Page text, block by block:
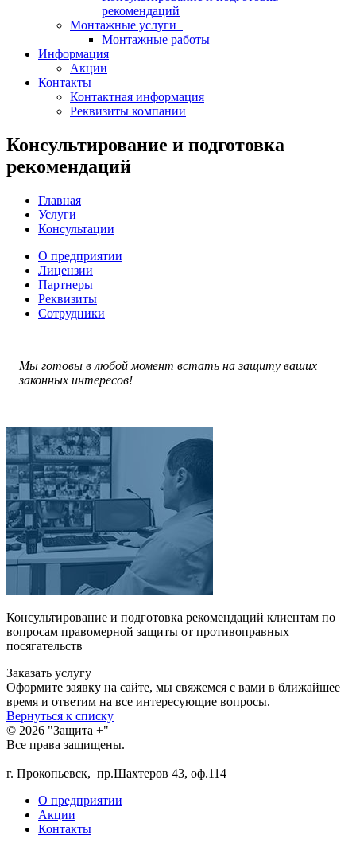
рекомендаций
Монтажные услуги
Монтажные работы
Информация
Акции
Контакты
Контактная информация
Реквизиты компании
Консультирование и подготовка
рекомендаций
Главная
Услуги
Консультации
О предприятии
Лицензии
Партнеры
Реквизиты
Сотрудники
Мы готовы в любой момент встать на защиту ваших
законных интересов!
Консультирование и подготовка рекомендаций клиентам по
вопросам правомерной защиты от противоправных
посягательств
Заказать услугу
Оформите заявку на сайте, мы свяжемся с вами в ближайшее
время и ответим на все интересующие вопросы.
Вернуться к списку
© 2026 "Защита +"
Все права защищены.
г. Прокопьевск, пр.Шахтеров 43, оф.114
О предприятии
Акции
Контакты